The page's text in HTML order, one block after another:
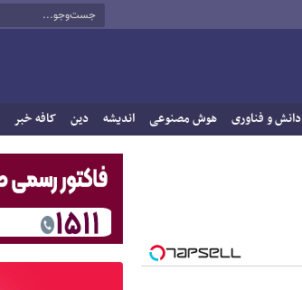
دانش و فناوری هوش مصنوعی اندیشه دین کافه خبر